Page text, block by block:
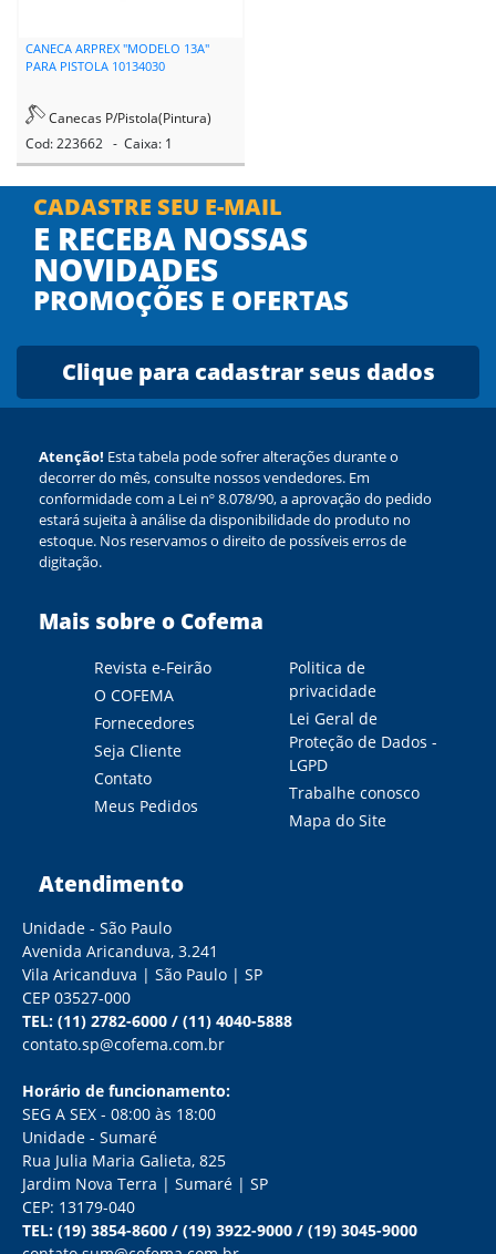
CANECA ARPREX "MODELO 13A"
PARA PISTOLA 10134030
Canecas P/Pistola(Pintura)
Cod: 223662 - Caixa: 1
CADASTRE SEU E-MAIL
E RECEBA NOSSAS
NOVIDADES
PROMOÇÕES E OFERTAS
Clique para cadastrar seus dados
Atenção! Esta tabela pode sofrer alterações durante o
decorrer do mês, consulte nossos vendedores. Em
conformidade com a Lei nº 8.078/90, a aprovação do pedido
estará sujeita à análise da disponibilidade do produto no
estoque. Nos reservamos o direito de possíveis erros de
digitação.
Mais sobre o Cofema
Revista e-Feirão
O COFEMA
Fornecedores
Seja Cliente
Contato
Meus Pedidos
Politica de
privacidade
Lei Geral de
Proteção de Dados -
LGPD
Trabalhe conosco
Mapa do Site
Atendimento
Unidade - São Paulo
Avenida Aricanduva, 3.241
Vila Aricanduva | São Paulo | SP
CEP 03527-000
TEL: (11) 2782-6000 / (11) 4040-5888
contato.sp@cofema.com.br
Horário de funcionamento:
SEG A SEX - 08:00 às 18:00
Unidade - Sumaré
Rua Julia Maria Galieta, 825
Jardim Nova Terra | Sumaré | SP
CEP: 13179-040
TEL: (19) 3854-8600 / (19) 3922-9000 / (19) 3045-9000